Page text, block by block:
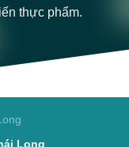
thực phẩm.
Long